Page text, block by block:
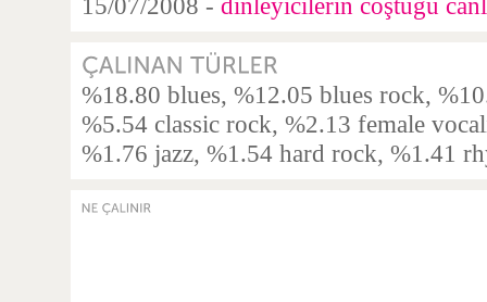
%18.80 blues, %12.05 blues rock,
%5.54 classic rock, %2.13 female
%1.76 jazz, %1.54 hard rock, %1.41